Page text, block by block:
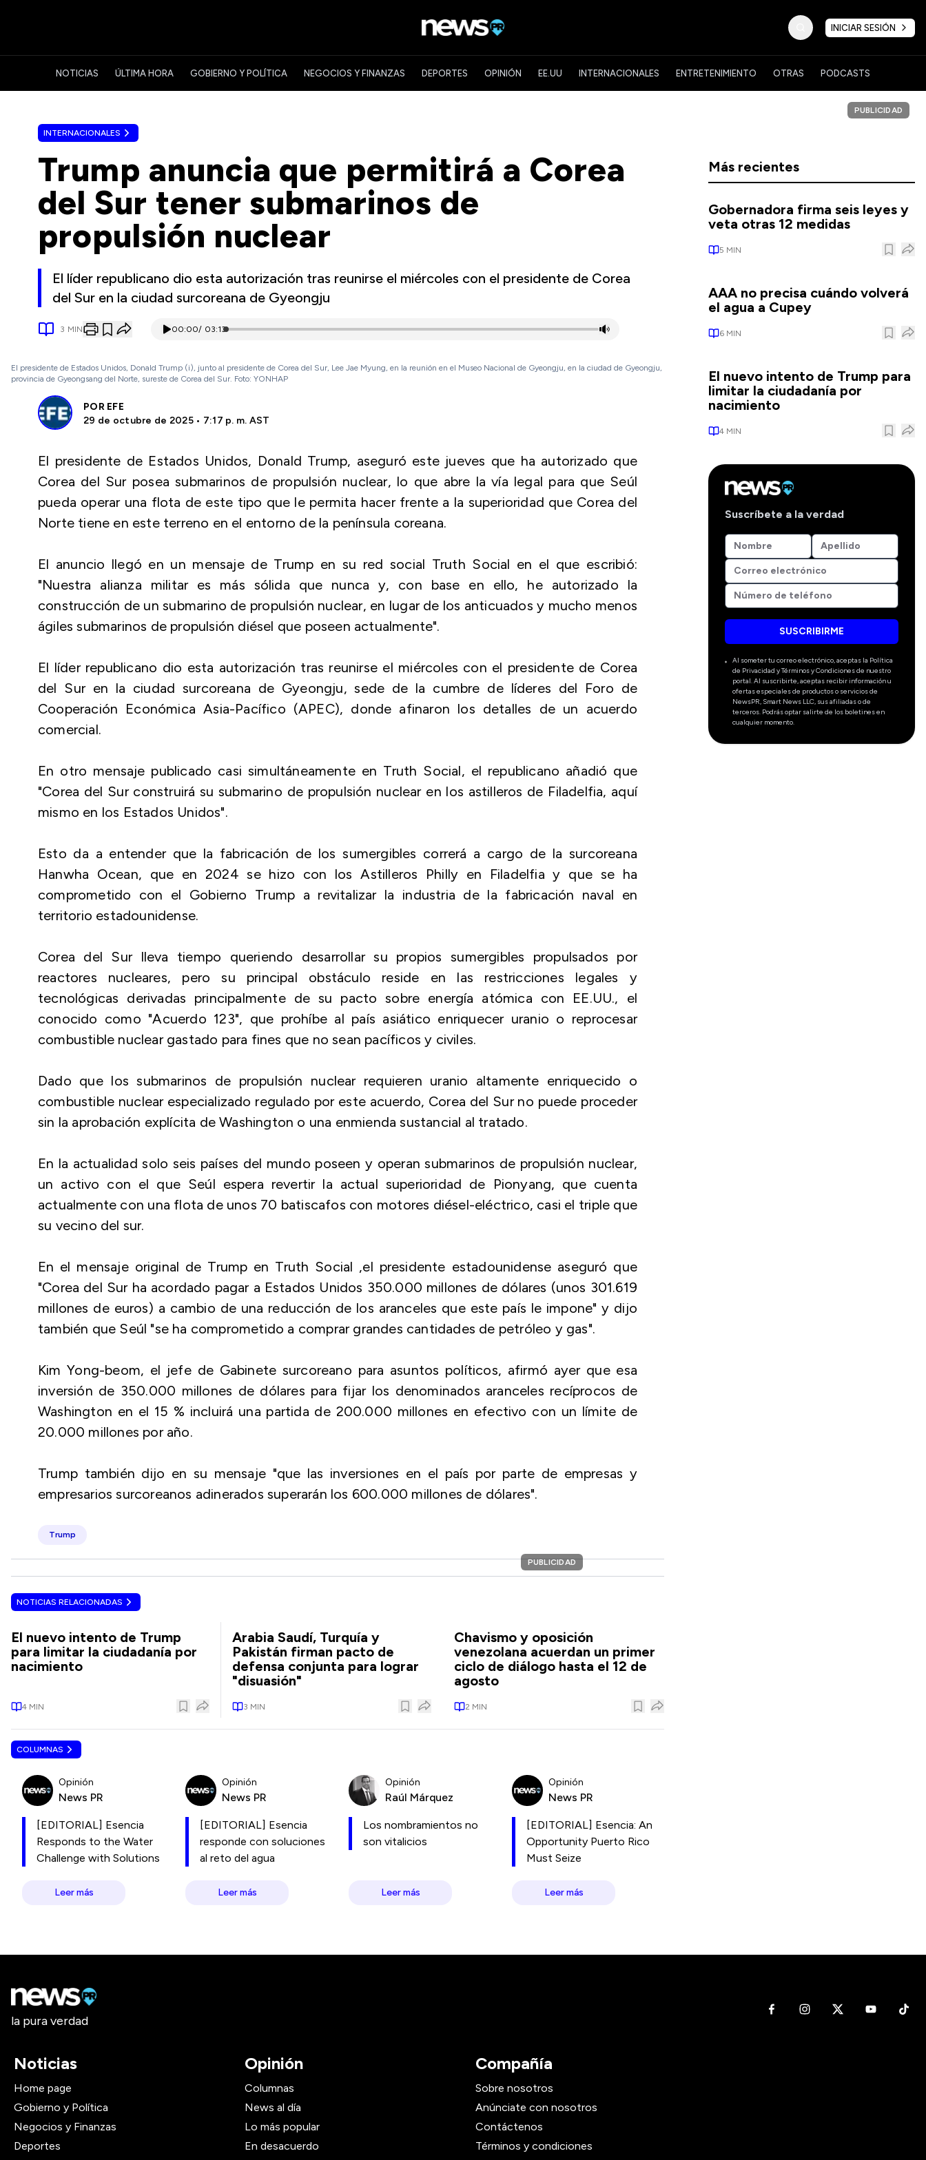
INICIAR SESIÓN
NOTICIAS ÚLTIMA HORA GOBIERNO Y POLÍTICA NEGOCIOS Y FINANZAS DEPORTES OPINIÓN EE.UU INTERNACIONALES ENTRETENIMIENTO OTRAS PODCASTS
INTERNACIONALES
Trump anuncia que permitirá a Corea
del Sur tener submarinos de
propulsión nuclear
El líder republicano dio esta autorización tras reunirse el miércoles con el presidente de Corea
del Sur en la ciudad surcoreana de Gyeongju
3 MIN 00:00/ 03:13
El presidente de Estados Unidos, Donald Trump (i), junto al presidente de Corea del Sur, Lee Jae Myung, en la reunión en el Museo Nacional de Gyeongju, en la ciudad de Gyeongju,
provincia de Gyeongsang del Norte, sureste de Corea del Sur. Foto: YONHAP
POR EFE
29 de octubre de 2025 • 7:17 p. m. AST
El presidente de Estados Unidos, Donald Trump, aseguró este jueves que ha autorizado que
Corea del Sur posea submarinos de propulsión nuclear, lo que abre la vía legal para que Seúl
pueda operar una flota de este tipo que le permita hacer frente a la superioridad que Corea del
Norte tiene en este terreno en el entorno de la península coreana.
El anuncio llegó en un mensaje de Trump en su red social Truth Social en el que escribió:
"Nuestra alianza militar es más sólida que nunca y, con base en ello, he autorizado la
construcción de un submarino de propulsión nuclear, en lugar de los anticuados y mucho menos
ágiles submarinos de propulsión diésel que poseen actualmente".
El líder republicano dio esta autorización tras reunirse el miércoles con el presidente de Corea
del Sur en la ciudad surcoreana de Gyeongju, sede de la cumbre de líderes del Foro de
Cooperación Económica Asia-Pacífico (APEC), donde afinaron los detalles de un acuerdo
comercial.
En otro mensaje publicado casi simultáneamente en Truth Social, el republicano añadió que
"Corea del Sur construirá su submarino de propulsión nuclear en los astilleros de Filadelfia, aquí
mismo en los Estados Unidos".
Esto da a entender que la fabricación de los sumergibles correrá a cargo de la surcoreana
Hanwha Ocean, que en 2024 se hizo con los Astilleros Philly en Filadelfia y que se ha
comprometido con el Gobierno Trump a revitalizar la industria de la fabricación naval en
territorio estadounidense.
Corea del Sur lleva tiempo queriendo desarrollar su propios sumergibles propulsados por
reactores nucleares, pero su principal obstáculo reside en las restricciones legales y
tecnológicas derivadas principalmente de su pacto sobre energía atómica con EE.UU., el
conocido como "Acuerdo 123", que prohíbe al país asiático enriquecer uranio o reprocesar
combustible nuclear gastado para fines que no sean pacíficos y civiles.
Dado que los submarinos de propulsión nuclear requieren uranio altamente enriquecido o
combustible nuclear especializado regulado por este acuerdo, Corea del Sur no puede proceder
sin la aprobación explícita de Washington o una enmienda sustancial al tratado.
En la actualidad solo seis países del mundo poseen y operan submarinos de propulsión nuclear,
un activo con el que Seúl espera revertir la actual superioridad de Pionyang, que cuenta
actualmente con una flota de unos 70 batiscafos con motores diésel-eléctrico, casi el triple que
su vecino del sur.
En el mensaje original de Trump en Truth Social ,el presidente estadounidense aseguró que
"Corea del Sur ha acordado pagar a Estados Unidos 350.000 millones de dólares (unos 301.619
millones de euros) a cambio de una reducción de los aranceles que este país le impone" y dijo
también que Seúl "se ha comprometido a comprar grandes cantidades de petróleo y gas".
Kim Yong-beom, el jefe de Gabinete surcoreano para asuntos políticos, afirmó ayer que esa
inversión de 350.000 millones de dólares para fijar los denominados aranceles recíprocos de
Washington en el 15 % incluirá una partida de 200.000 millones en efectivo con un límite de
20.000 millones por año.
Trump también dijo en su mensaje "que las inversiones en el país por parte de empresas y
empresarios surcoreanos adinerados superarán los 600.000 millones de dólares".
Trump
PUBLICIDAD
NOTICIAS RELACIONADAS
El nuevo intento de Trump
para limitar la ciudadanía por
nacimiento
4 MIN
Arabia Saudí, Turquía y
Pakistán firman pacto de
defensa conjunta para lograr
"disuasión"
3 MIN
Chavismo y oposición
venezolana acuerdan un primer
ciclo de diálogo hasta el 12 de
agosto
2 MIN
COLUMNAS
Opinión
News PR
[EDITORIAL] Esencia
Responds to the Water
Challenge with Solutions
Leer más
Opinión
News PR
[EDITORIAL] Esencia
responde con soluciones
al reto del agua
Leer más
Opinión
Raúl Márquez
Los nombramientos no
son vitalicios
Leer más
Opinión
News PR
[EDITORIAL] Esencia: An
Opportunity Puerto Rico
Must Seize
Leer más
PUBLICIDAD
Más recientes
Gobernadora firma seis leyes y
veta otras 12 medidas
5 MIN
AAA no precisa cuándo volverá
el agua a Cupey
6 MIN
El nuevo intento de Trump para
limitar la ciudadanía por
nacimiento
4 MIN
Suscríbete a la verdad
SUSCRIBIRME
Al someter tu correo electrónico, aceptas la Política
de Privacidad y Términos y Condiciones de nuestro
portal. Al suscribirte, aceptas recibir información u
ofertas especiales de productos o servicios de
NewsPR, Smart News LLC, sus afiliadas o de
terceros. Podrás optar salirte de los boletines en
cualquier momento.
la pura verdad
Noticias
Home page
Gobierno y Política
Negocios y Finanzas
Deportes
Opinión
Columnas
News al día
Lo más popular
En desacuerdo
Compañía
Sobre nosotros
Anúnciate con nosotros
Contáctenos
Términos y condiciones